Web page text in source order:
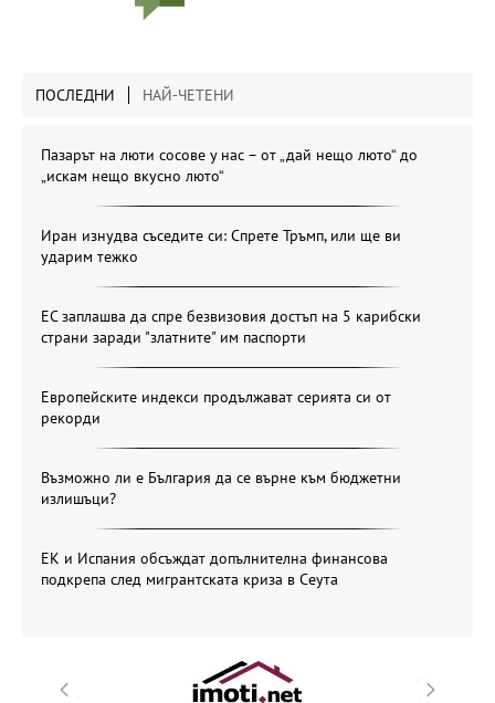
ПОСЛЕДНИ НАЙ-ЧЕТЕНИ
Пазарът на люти сосове у нас – от „дай нещо люто“ до
„искам нещо вкусно люто“
Иран изнудва съседите си: Спрете Тръмп, или ще ви
ударим тежко
ЕС заплашва да спре безвизовия достъп на 5 карибски
страни заради "златните" им паспорти
Европейските индекси продължават серията си от
рекорди
Възможно ли е България да се върне към бюджетни
излишъци?
ЕК и Испания обсъждат допълнителна финансова
подкрепа след мигрантската криза в Сеута